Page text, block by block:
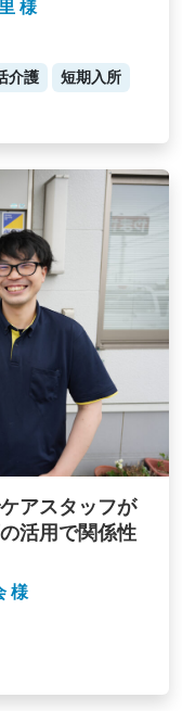
様
介護
短期入所
アスタッフが
活用で関係性
様